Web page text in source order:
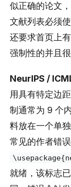
似正确的论文
文献列表必须
还要求首页上
强制性的并且
NeurIPS /
用具有特定边
制通常为 9 个
料放在一个单
常见的作者错
就绪，该标志